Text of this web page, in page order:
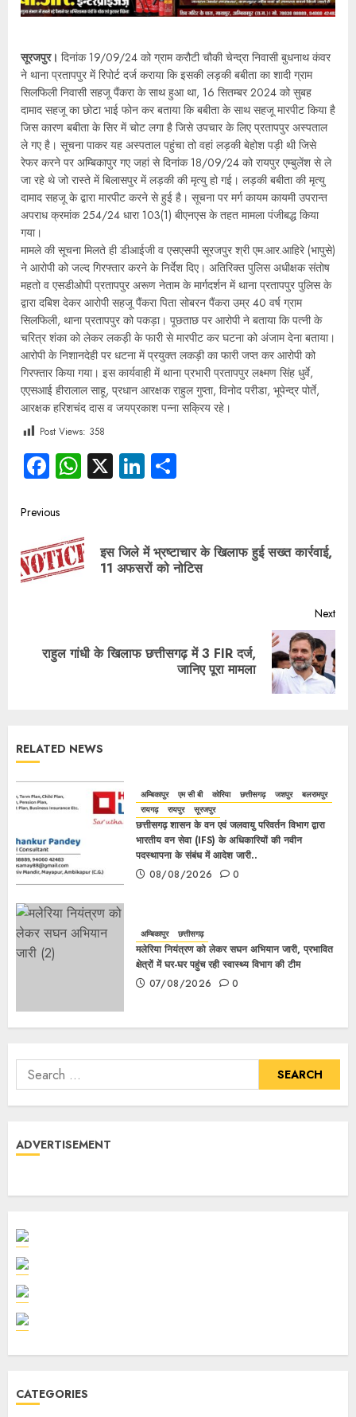
सूरजपुर। दिनांक 19/09/24 को ग्राम करौटी चौकी चेन्द्रा निवासी बुधनाथ कंवर
ने थाना प्रतापपुर में रिपोर्ट दर्ज कराया कि इसकी लड़की बबीता का शादी ग्राम
सिलफिली निवासी सहजू पैंकरा के साथ हुआ था, 16 सितम्बर 2024 को सुबह
दामाद सहजू का छोटा भाई फोन कर बताया कि बबीता के साथ सहजू मारपीट किया है
जिस कारण बबीता के सिर में चोट लगा है जिसे उपचार के लिए प्रतापपुर अस्पताल
ले गए है। सूचना पाकर यह अस्पताल पहुंचा तो वहां लड़की बेहोश पड़ी थी जिसे
रेफर करने पर अम्बिकापुर गए जहां से दिनांक 18/09/24 को रायपुर एम्बुलेंश से ले
जा रहे थे जो रास्ते में बिलासपुर में लड़की की मृत्यु हो गई। लड़की बबीता की मृत्यु
दामाद सहजू के द्वारा मारपीट करने से हुई है। सूचना पर मर्ग कायम कायमी उपरान्त
अपराध क्रमांक 254/24 धारा 103(1) बीएनएस के तहत मामला पंजीबद्ध किया
गया।
मामले की सूचना मिलते ही डीआईजी व एसएसपी सूरजपुर श्री एम.आर.आहिरे (भापुसे)
ने आरोपी को जल्द गिरफ्तार करने के निर्देश दिए। अतिरिक्त पुलिस अधीक्षक संतोष
महतो व एसडीओपी प्रतापपुर अरूण नेताम के मार्गदर्शन में थाना प्रतापपुर पुलिस के
द्वारा दबिश देकर आरोपी सहजू पैंकरा पिता सोबरन पैंकरा उम्र 40 वर्ष ग्राम
सिलफिली, थाना प्रतापपुर को पकड़ा। पूछताछ पर आरोपी ने बताया कि पत्नी के
चरित्र शंका को लेकर लकड़ी के फारी से मारपीट कर घटना को अंजाम देना बताया।
आरोपी के निशानदेही पर धटना में प्रयुक्त लकड़ी का फारी जप्त कर आरोपी को
गिरफ्तार किया गया। इस कार्यवाही में थाना प्रभारी प्रतापपुर लक्ष्मण सिंह धुर्वे,
एएसआई हीरालाल साहू, प्रधान आरक्षक राहुल गुप्ता, विनोद परीडा, भूपेन्द्र पोर्ते,
आरक्षक हरिशचंद दास व जयप्रकाश पन्ना सक्रिय रहे।
Post Views: 358
Facebook
WhatsApp
X LinkedIn
Previous
इस जिले में भ्रष्टाचार के खिलाफ हुई सख्त कार्रवाई,
11 अफसरों को नोटिस
Next
राहुल गांधी के खिलाफ छत्तीसगढ़ में 3 FIR दर्ज,
जानिए पूरा मामला
RELATED NEWS
अम्बिकापुर एम सी बी कोरिया छत्तीसगढ़ जशपुर
बलरामपुर
रायगढ़
रायपुर सूरजपुर
छत्तीसगढ़ शासन के वन एवं जलवायु परिवर्तन विभाग द्वारा
भारतीय वन सेवा (IFS) के अधिकारियों की नवीन
पदस्थापना के संबंध में आदेश जारी..
08/08/2026
0
अम्बिकापुर छत्तीसगढ़
मलेरिया नियंत्रण को लेकर सघन अभियान जारी, प्रभावित
क्षेत्रों में घर-घर पहुंच रही स्वास्थ्य विभाग की टीम
07/08/2026
0
ADVERTISEMENT
CATEGORIES